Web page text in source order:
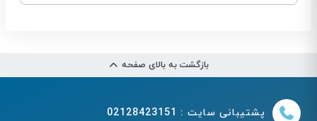
بازگشت به بالای صفحه
پشتیبانی سایت : 02128423151